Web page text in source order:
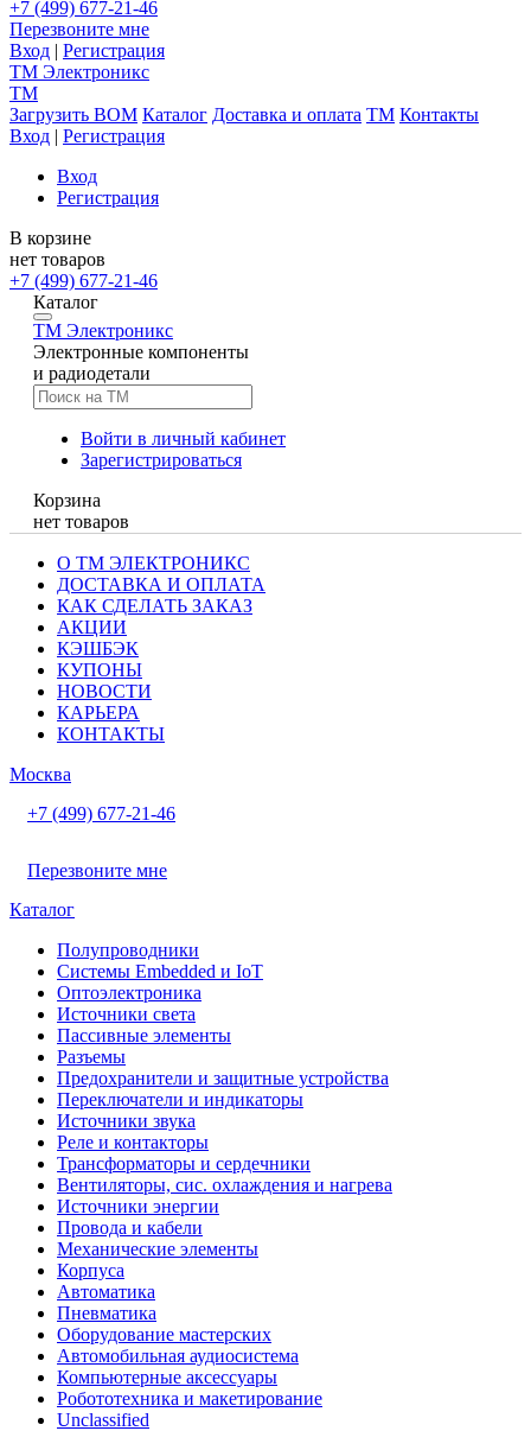
+7 (499) 677-21-46
Перезвоните мне
Вход | Регистрация
TM Электроникс
TM
Загрузить BOM Каталог Доставка и оплата TM Контакты
Вход | Регистрация
Вход
Регистрация
В корзине
нет товаров
+7 (499) 677-21-46
Каталог
TM Электроникс
Электронные компоненты
и радиодетали
Войти в личный кабинет
Зарегистрироваться
Корзина
нет товаров
О ТМ ЭЛЕКТРОНИКС
ДОСТАВКА И ОПЛАТА
КАК СДЕЛАТЬ ЗАКАЗ
АКЦИИ
КЭШБЭК
КУПОНЫ
НОВОСТИ
КАРЬЕРА
КОНТАКТЫ
Москва
+7 (499) 677-21-46
Перезвоните мне
Каталог
Полупроводники
Системы Embedded и IoT
Oптоэлектроника
Источники света
Пассивные элементы
Разъeмы
Предохранители и защитные устройства
Переключатели и индикаторы
Источники звука
Реле и контакторы
Трансформаторы и сердечники
Вентиляторы, сис. охлаждения и нагрева
Источники энергии
Провода и кабели
Механические элементы
Корпуса
Автоматика
Пневматика
Оборудование мастерских
Автомобильная аудиосистема
Компьютерные аксессуары
Робототехника и макетирование
Unclassified